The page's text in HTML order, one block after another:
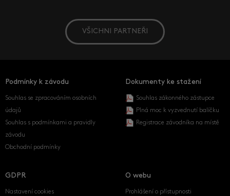
VŠICHNI PARTNEŘI
Podmínky k závodu
Souhlas se zpracováním osobních
údajů
Souhlas s podmínkami a pravidly
závodu
Obchodní podmínky
Dokumenty ke stažení
Souhlas zákonného zástupce
Plná moc k vyzvednutí balíčku
Registrace závodníka na místě
GDPR
Nastavení cookies
O webu
Prohlášení o přístupnosti